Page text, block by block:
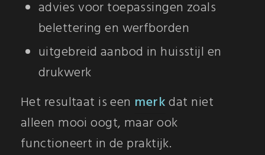
advies voor toepassingen zoals
belettering en werfborden
uitgebreid aanbod in huisstijl en
drukwerk
Het resultaat is een merkdat niet
alleen mooi oogt, maar ook
functioneert in de praktijk.